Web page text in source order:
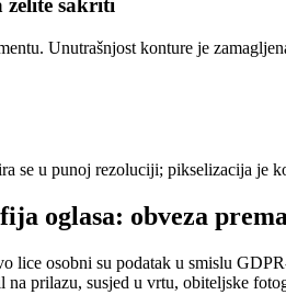
želite sakriti
Unutrašnjost konture je
se u punoj rezoluciji; pikselizacija je
oglasa: obveza
lice osobni su podatak u smislu
na prilazu, susjed u vrtu, obiteljske